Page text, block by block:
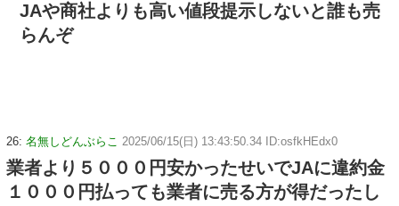
JAや商社よりも高い値段提示しないと誰も売
らんぞ
26: 名無しどんぶらこ 2025/06/15(日) 13:43:50.34 ID:osfkHEdx0
業者より５０００円安かったせいでJAに違約金
１０００円払っても業者に売る方が得だったし